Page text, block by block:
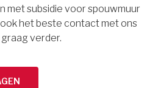
met subsidie voor spouwmuur
het beste contact met ons
verder.